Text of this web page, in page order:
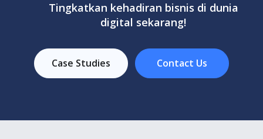
Tingkatkan kehadiran bisnis di dunia
digital sekarang!
Case Studies Contact Us